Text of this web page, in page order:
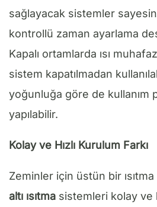
sağlayacak sistemler
kontrollü zaman ayarlama
Kapalı ortamlarda ısı
sistem kapatılmadan
yoğunluğa göre de kullanım
yapılabilir.
Kolay ve Hızlı Kurulum Farkı
Zeminler için üstün bir
altı ısıtma sistemleri kolay ve